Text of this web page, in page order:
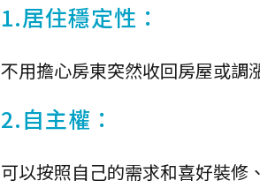
1.居住穩定性：
不用擔心房東突然收回房屋或調
2.自主權：
可以按照自己的需求和喜好裝修